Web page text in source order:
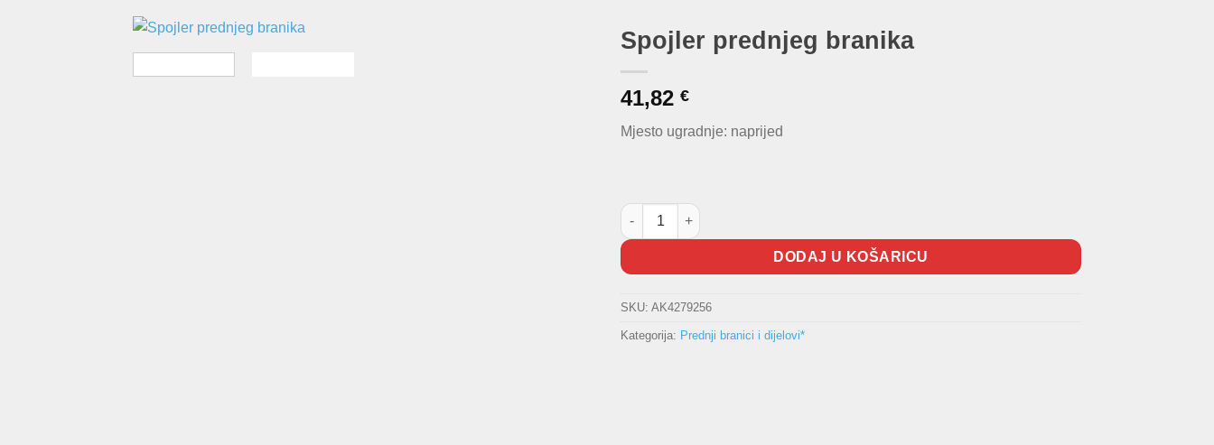
Spojler prednjeg branika
41,82 €
Mjesto ugradnje: naprijed
Spojler prednjeg branika količina
DODAJ U KOŠARICU
SKU: AK4279256
Kategorija: Prednji branici i dijelovi*